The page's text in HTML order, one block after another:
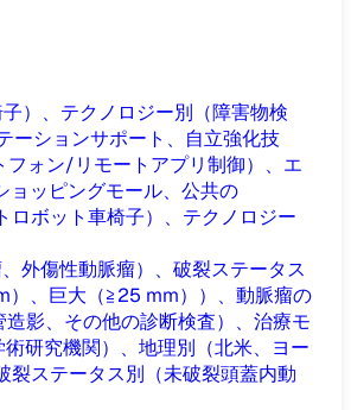
）、テクノロジー別（障害物検
ーションサポート、自立強化技
ォン/リモートアプリ制御）、エ
ョッピングモール、公共の
ボット車椅子）、テクノロジー
外傷性動脈瘤）、破裂ステータス
）、巨大（≧25 mm））、動脈瘤の
影、その他の診断検査）、治療モ
研究機関）、地理別（北米、ヨー
ステータス別（未破裂頭蓋内動